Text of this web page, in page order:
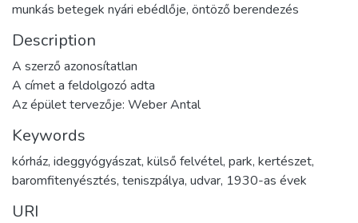
munkás betegek nyári ebédlője, öntöző berendezés
Description
A szerző azonosítatlan
A címet a feldolgozó adta
Az épület tervezője: Weber Antal
Keywords
kórház, ideggyógyászat, külső felvétel, park, kertészet,
baromfitenyésztés, teniszpálya, udvar, 1930-as évek
URI